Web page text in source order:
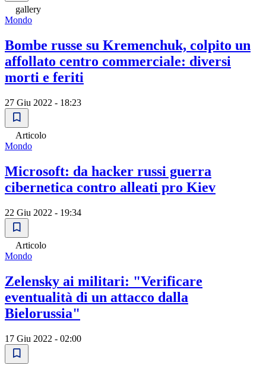
gallery
Mondo
Bombe russe su Kremenchuk, colpito un
affollato centro commerciale: diversi
morti e feriti
27 Giu 2022 - 18:23
Articolo
Mondo
Microsoft: da hacker russi guerra
cibernetica contro alleati pro Kiev
22 Giu 2022 - 19:34
Articolo
Mondo
Zelensky ai militari: "Verificare
eventualità di un attacco dalla
Bielorussia"
17 Giu 2022 - 02:00